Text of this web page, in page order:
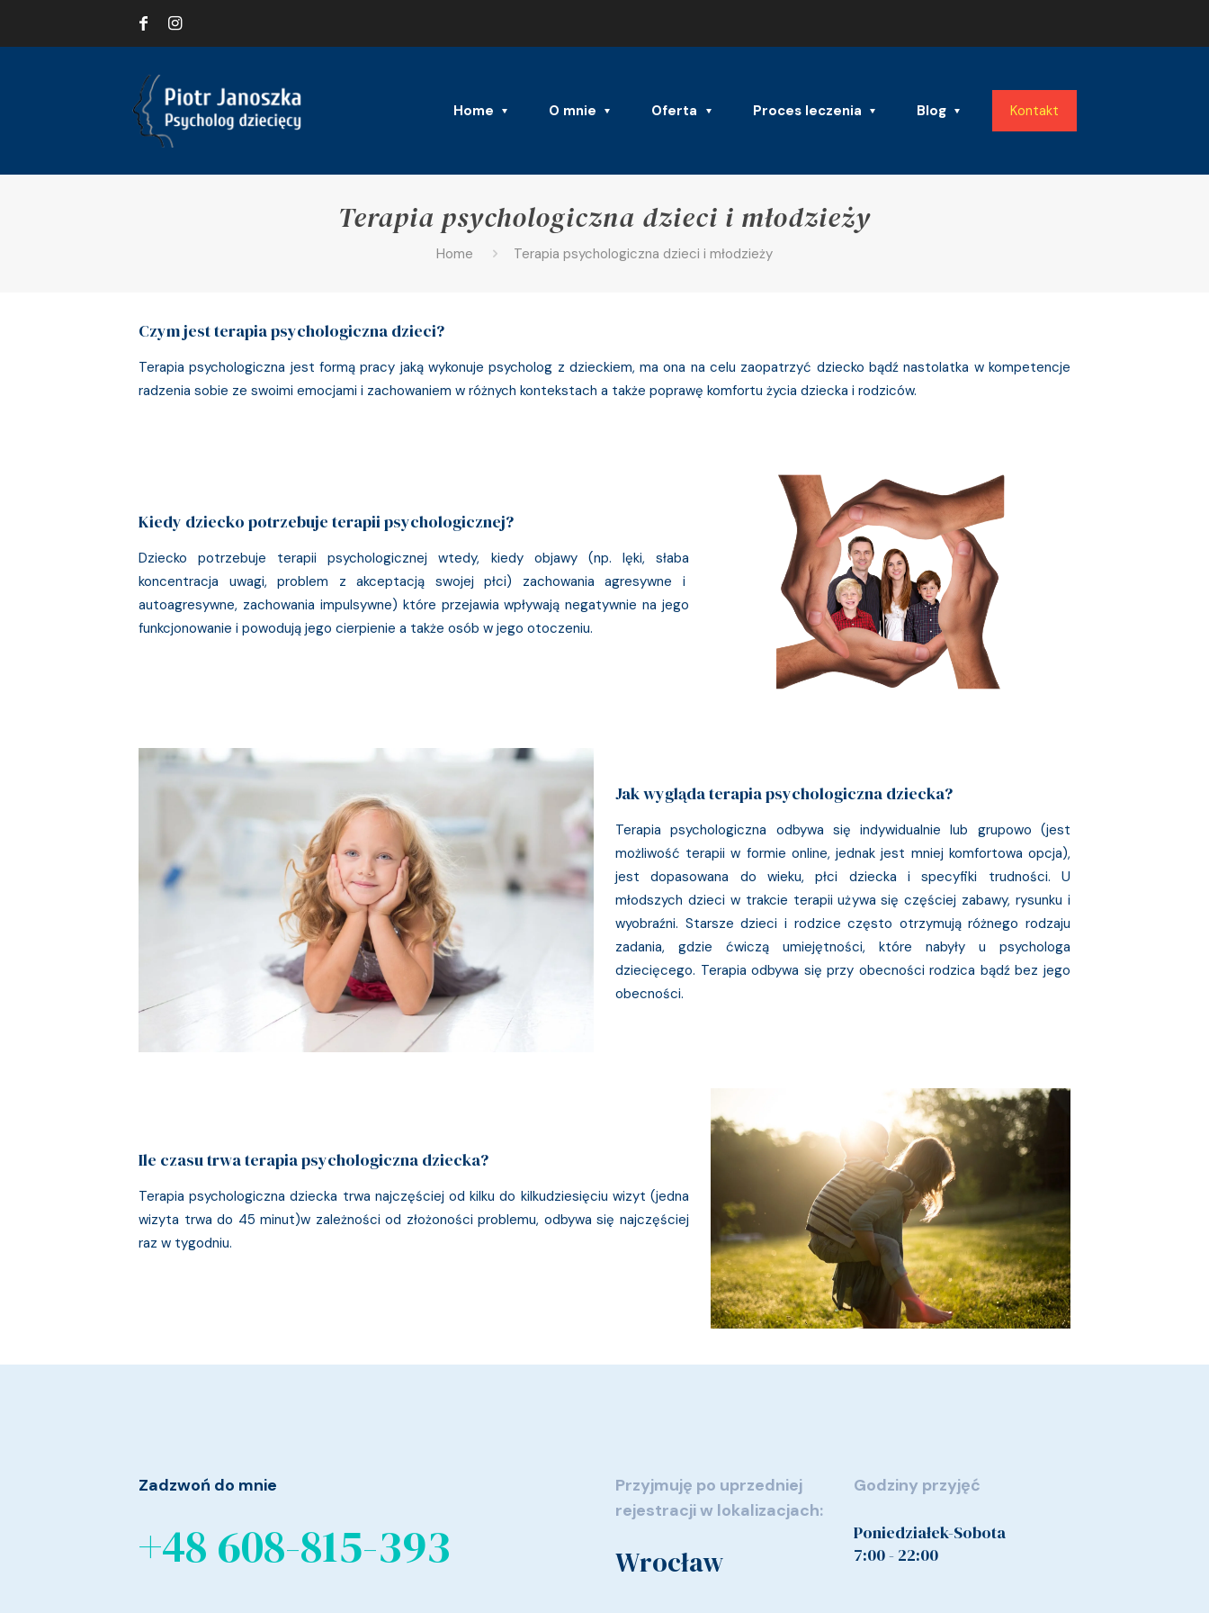
Home O mnie Oferta Proces leczenia Blog Kontakt
Terapia psychologiczna dzieci i młodzieży
Home Terapia psychologiczna dzieci i młodzieży
Czym jest terapia psychologiczna dzieci?
Terapia psychologiczna jest formą pracy jaką wykonuje psycholog z dzieckiem, ma ona na celu zaopatrzyć dziecko bądź nastolatka w kompetencje
radzenia sobie ze swoimi emocjami i zachowaniem w różnych kontekstach a także poprawę komfortu życia dziecka i rodziców.
Kiedy dziecko potrzebuje terapii psychologicznej?
Dziecko potrzebuje terapii psychologicznej wtedy, kiedy objawy (np. lęki, słaba
koncentracja uwagi, problem z akceptacją swojej płci) zachowania agresywne i
autoagresywne, zachowania impulsywne) które przejawia wpływają negatywnie na jego
funkcjonowanie i powodują jego cierpienie a także osób w jego otoczeniu.
Jak wygląda terapia psychologiczna dziecka?
Terapia psychologiczna odbywa się indywidualnie lub grupowo (jest
możliwość terapii w formie online, jednak jest mniej komfortowa opcja),
jest dopasowana do wieku, płci dziecka i specyfiki trudności. U
młodszych dzieci w trakcie terapii używa się częściej zabawy, rysunku i
wyobraźni. Starsze dzieci i rodzice często otrzymują różnego rodzaju
zadania, gdzie ćwiczą umiejętności, które nabyły u psychologa
dziecięcego. Terapia odbywa się przy obecności rodzica bądź bez jego
obecności.
Ile czasu trwa terapia psychologiczna dziecka?
Terapia psychologiczna dziecka trwa najczęściej od kilku do kilkudziesięciu wizyt (jedna
wizyta trwa do 45 minut)w zależności od złożoności problemu, odbywa się najczęściej
raz w tygodniu.
Zadzwoń do mnie
+48 608-815-393
Przyjmuję po uprzedniej
rejestracji w lokalizacjach:
Wrocław
Godziny przyjęć
Poniedziałek-Sobota
7:00 - 22:00